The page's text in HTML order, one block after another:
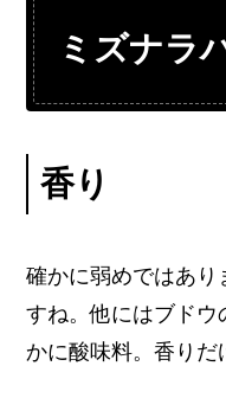
ミズナラ
香り
確かに弱めではあり
すね。他にはブドウ
かに酸味料。香りだ